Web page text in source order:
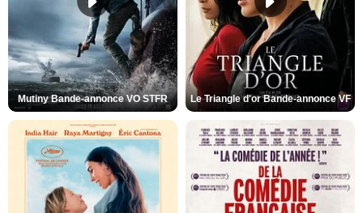
Mutiny Bande-annonce VO STFR Le Triangle d'or Bande-annonce VF